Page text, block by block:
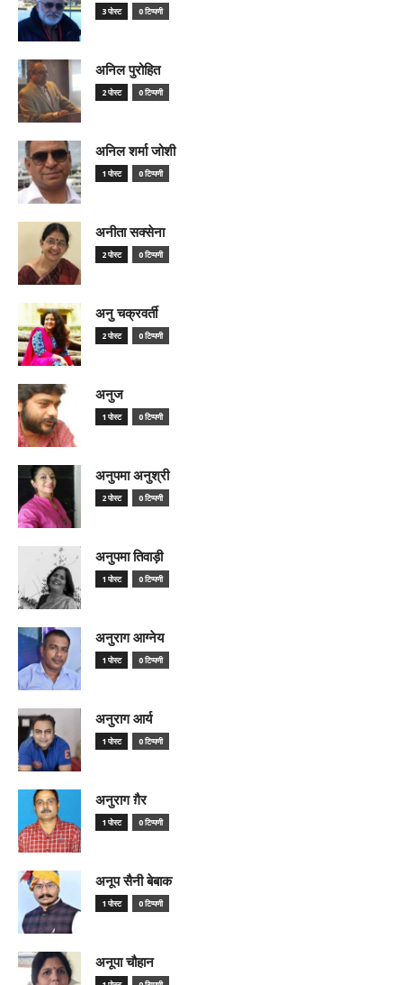
3 पोस्ट 0 टिप्पणी
अनिल पुरोहित
2 पोस्ट 0 टिप्पणी
अनिल शर्मा जोशी
1 पोस्ट 0 टिप्पणी
अनीता सक्सेना
2 पोस्ट 0 टिप्पणी
अनु चक्रवर्ती
2 पोस्ट 0 टिप्पणी
अनुज
1 पोस्ट 0 टिप्पणी
अनुपमा अनुश्री
2 पोस्ट 0 टिप्पणी
अनुपमा तिवाड़ी
1 पोस्ट 0 टिप्पणी
अनुराग आग्नेय
1 पोस्ट 0 टिप्पणी
अनुराग आर्य
1 पोस्ट 0 टिप्पणी
अनुराग ग़ैर
1 पोस्ट 0 टिप्पणी
अनूप सैनी बेबाक
1 पोस्ट 0 टिप्पणी
अनूपा चौहान